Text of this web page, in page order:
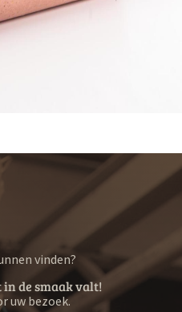
vinden?
in de smaak valt!
uw bezoek.